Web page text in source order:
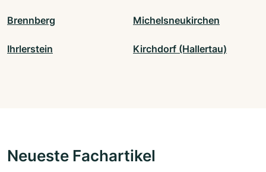
Brennberg Michelsneukirchen
Ihrlerstein Kirchdorf (Hallertau)
Neueste Fachartikel